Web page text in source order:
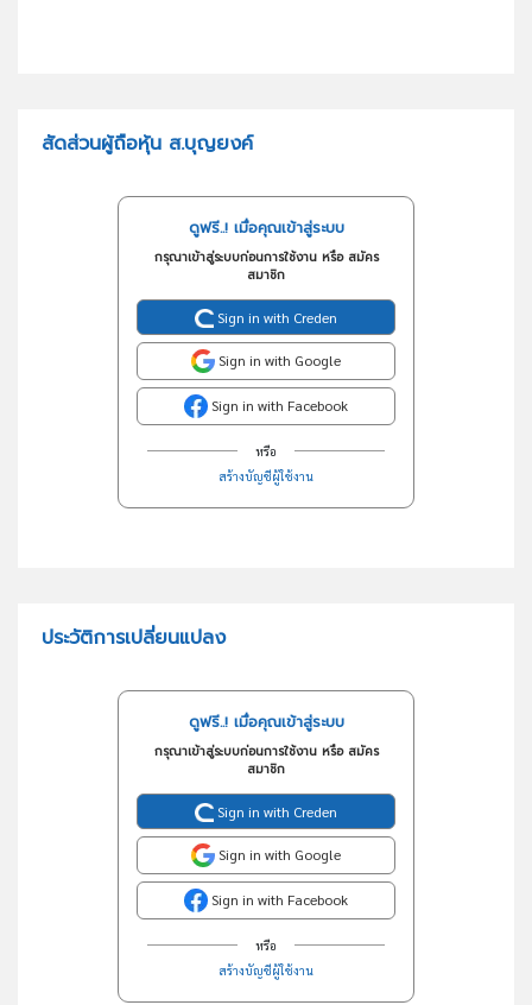
สัดส่วนผู้ถือหุ้น ส.บุญยงค์
ดูฟรี..! เมื่อคุณเข้าสู่ระบบ
กรุณาเข้าสู่ระบบก่อนการใช้งาน หรือ สมัคร
สมาชิก
Sign in with Creden
Sign in with Google
Sign in with Facebook
หรือ
สร้างบัญชีผู้ใช้งาน
ประวัติการเปลี่ยนแปลง
ดูฟรี..! เมื่อคุณเข้าสู่ระบบ
กรุณาเข้าสู่ระบบก่อนการใช้งาน หรือ สมัคร
สมาชิก
Sign in with Creden
Sign in with Google
Sign in with Facebook
หรือ
สร้างบัญชีผู้ใช้งาน